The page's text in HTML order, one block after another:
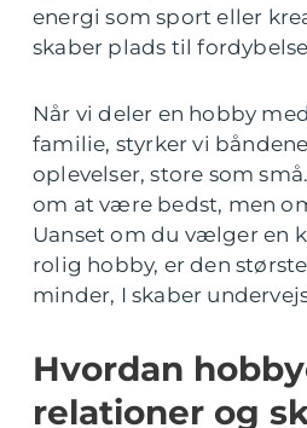
energi som sport eller
skaber plads til
Når vi deler en hobby
familie, styrker vi
oplevelser, store som
om at være bedst, men
Uanset om du vælger en
rolig hobby, er den
minder, I skaber
Hvordan
relationer og